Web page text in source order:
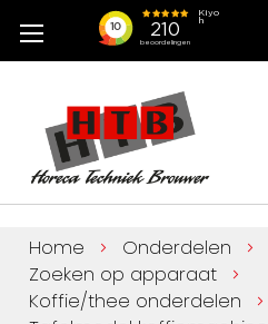
naar
Home
Onderdelen
Zoeken op apparaat
Koffie/thee onderdelen